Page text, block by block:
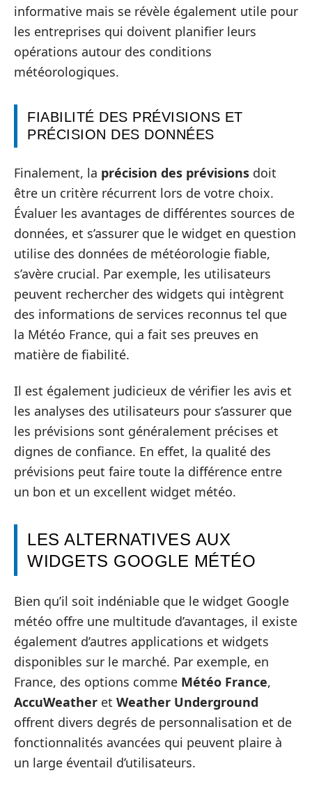
informative mais se révèle également utile pour
les entreprises qui doivent planifier leurs
opérations autour des conditions
météorologiques.
FIABILITÉ DES PRÉVISIONS ET
PRÉCISION DES DONNÉES
Finalement, la précision des prévisions doit
être un critère récurrent lors de votre choix.
Évaluer les avantages de différentes sources de
données, et s’assurer que le widget en question
utilise des données de météorologie fiable,
s’avère crucial. Par exemple, les utilisateurs
peuvent rechercher des widgets qui intègrent
des informations de services reconnus tel que
la Météo France, qui a fait ses preuves en
matière de fiabilité.
Il est également judicieux de vérifier les avis et
les analyses des utilisateurs pour s’assurer que
les prévisions sont généralement précises et
dignes de confiance. En effet, la qualité des
prévisions peut faire toute la différence entre
un bon et un excellent widget météo.
LES ALTERNATIVES AUX
WIDGETS GOOGLE MÉTÉO
Bien qu’il soit indéniable que le widget Google
météo offre une multitude d’avantages, il existe
également d’autres applications et widgets
disponibles sur le marché. Par exemple, en
France, des options comme Météo France,
AccuWeather et Weather Underground
offrent divers degrés de personnalisation et de
fonctionnalités avancées qui peuvent plaire à
un large éventail d’utilisateurs.